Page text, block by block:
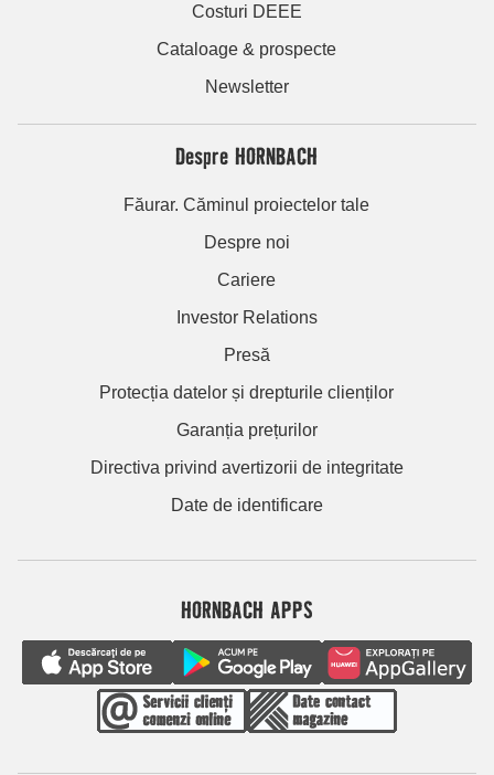
Costuri DEEE
Cataloage & prospecte
Newsletter
Despre HORNBACH
Făurar. Căminul proiectelor tale
Despre noi
Cariere
Investor Relations
Presă
Protecția datelor și drepturile clienților
Garanția prețurilor
Directiva privind avertizorii de integritate
Date de identificare
HORNBACH APPS